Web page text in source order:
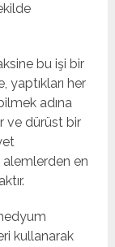
bu işi bir
yaptıkları her
adına
ve dürüst bir
en
kullanarak